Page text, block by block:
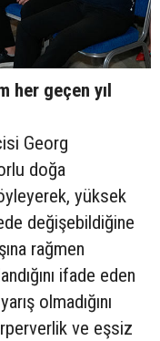
her geçen yıl
Georg
doğa
yüksek
değişebildiğine
rağmen
ifade eden
olmadığını
ve eşsiz